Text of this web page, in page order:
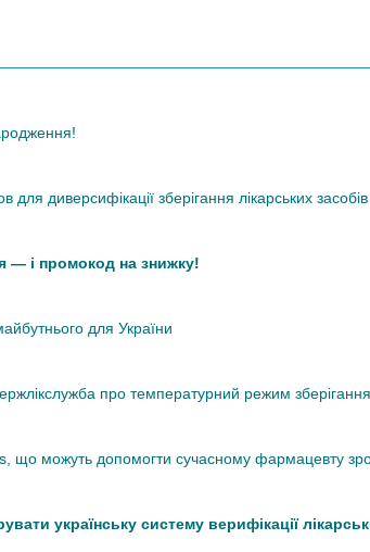
для диверсифікації зберігання лікарських засобів
— і промокод на знижку!
для України
про температурний режим зберігання
можуть допомогти сучасному фармацевту
українську систему верифікації